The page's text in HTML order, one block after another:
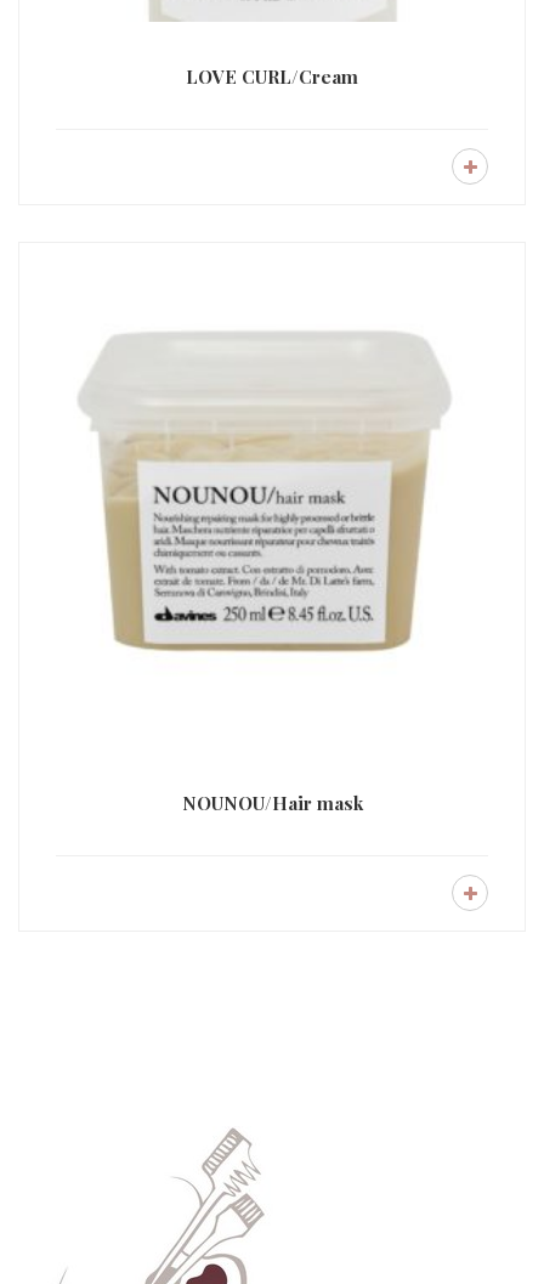
LOVE CURL/Cream
NOUNOU/Hair mask